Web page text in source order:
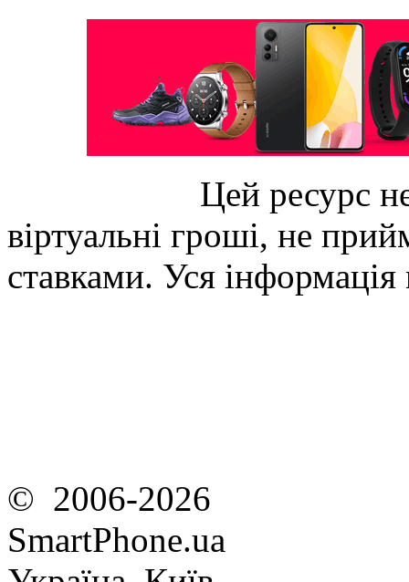
Цей ресурс
віртуальні гроші, не
ставками. Уся
© 2006-2026
SmartPhone.ua